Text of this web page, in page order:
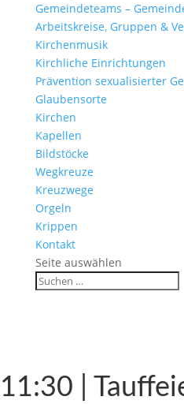
Gemein­de­teams –
Arbeits­kreise, Gruppen &
Kirchen­musik
Kirch­liche Einrichtungen
Präven­tion sexua­li­sierter
Glau­ben­s­orte
Kirchen
Kapellen
Bild­stöcke
Wegkreuze
Kreuz­wege
Orgeln
Krippen
Kontakt
Seite auswählen
11:30 |